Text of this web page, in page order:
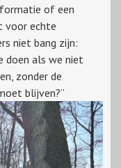
of een
voor echte
niet bang zijn:
doen als we niet
zonder de
blijven?”